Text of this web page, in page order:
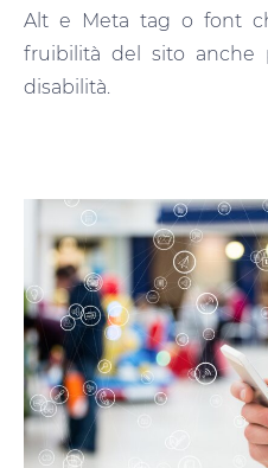
Alt e Meta tag o font
fruibilità del sito anche
disabilità.